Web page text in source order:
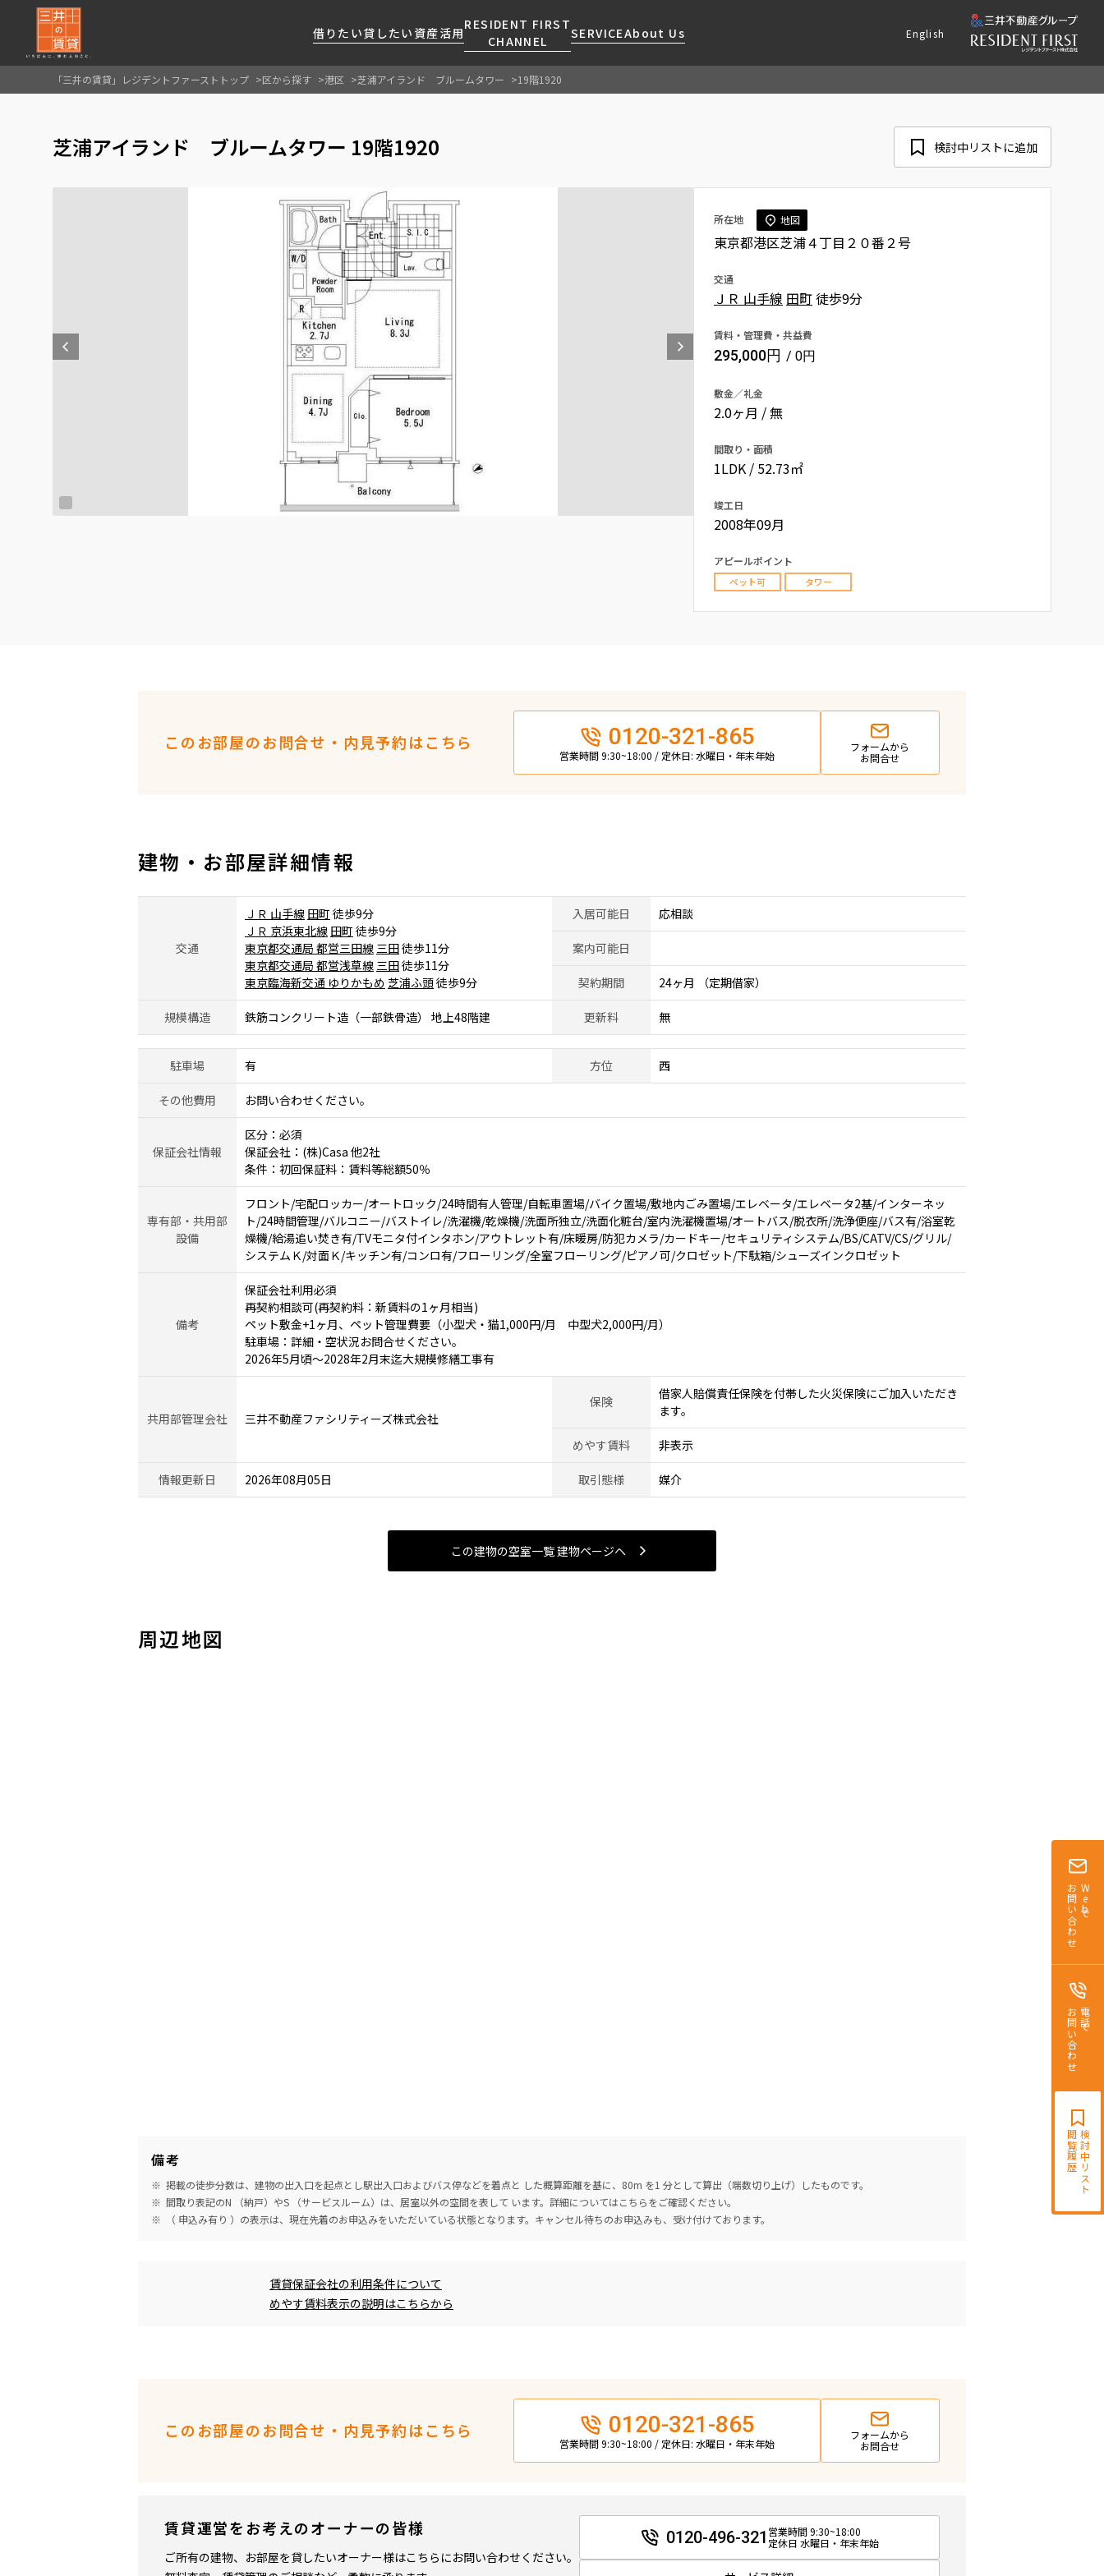
借りたい貸したい 資産活用
RESIDENT FIRST
CHANNEL
SERVICEAbout Us
私たちレジデントファーストの思いや
会社情報
採用情報
ニュースリリース
お問い合わせ
厳選した都心の上質な賃貸マンションを数多
人気エリアから探す
駅・沿線から探す
地図から探す
キーワードから探す
新着情報から探す
ニュースから探す
当社限定(港区・渋谷区以外)
賃貸運営をお考えのオーナー様に
お問い合わせ
分譲マンションのご購入、売却の
お問い合わせ
FIRST CHANNEL
マンションレポート
住まいのコラム
RESIDENT FIRST
MEMBERS登録
レジデントファーストが提供する
会員ページ
MEMBERS登録
ご入居・提携サービス
お部屋探しからご契約まで
よくあるご質問
社宅紹介
【仲介会社様向け】当社仲介
事業部取り扱い物件入居申
込
English
Webで
お問い合わせ
電話で
お問い合わせ
検討中リスト
閲覧履歴
「三井の賃貸」レジデントファーストトップ 区から探す 港区 芝浦アイランド ブルームタワー 19階1920
芝浦アイランド ブルームタワー 19階1920 検討中リストに追加
所在地 地図
東京都港区芝浦４丁目２０番２号
交通
ＪＲ 山手線 田町徒歩9分
賃料・管理費・共益費
295,000円 / 0円
敷金／礼金
2.0ヶ月 / 無
間取り・面積
1LDK / 52.73㎡
竣工日
2008年09月
アピールポイント
ペット可 タワー
このお部屋のお問合せ・内見予約はこちら 0120-321-865
営業時間 9:30~18:00 / 定休日: 水曜日・年末年始
フォームから
お問合せ
建物・お部屋詳細情報
交通
ＪＲ 山手線 田町 徒歩9分
ＪＲ 京浜東北線 田町 徒歩9分
東京都交通局 都営三田線 三田徒歩11分
東京都交通局 都営浅草線 三田徒歩11分
東京臨海新交通 ゆりかもめ 芝浦ふ頭徒歩9分
入居可能日 応相談
案内可能日
契約期間 24ヶ月 （定期借家）
規模構造 鉄筋コンクリート造（一部鉄骨造） 地上48階建 更新料 無
駐車場 有 方位 西
その他費用 お問い合わせください。
保証会社情報
区分：必須
保証会社：(株)Casa 他2社
条件：初回保証料：賃料等総額50％
専有部・共用部
設備
フロント/宅配ロッカー/オートロック/24時間有人管理/自転車置場/バイク置場/敷地内ごみ置場/エレベータ/エレベータ2基/インターネッ
ト/24時間管理/バルコニー/バストイレ/洗濯機/乾燥機/洗面所独立/洗面化粧台/室内洗濯機置場/オートバス/脱衣所/洗浄便座/バス有/浴室乾
燥機/給湯追い焚き有/TVモニタ付インタホン/アウトレット有/床暖房/防犯カメラ/カードキー/セキュリティシステム/BS/CATV/CS/グリル/
システムＫ/対面Ｋ/キッチン有/コンロ有/フローリング/全室フローリング/ピアノ可/クロゼット/下駄箱/シューズインクロゼット
備考
保証会社利用必須
再契約相談可(再契約料：新賃料の1ヶ月相当)
ペット敷金+1ヶ月、ペット管理費要（小型犬・猫1,000円/月 中型犬2,000円/月）
駐車場：詳細・空状況お問合せください。
2026年5月頃～2028年2月末迄大規模修繕工事有
共用部管理会社 三井不動産ファシリティーズ株式会社
保険
借家人賠償責任保険を付帯した火災保険にご加入いただき
ます。
めやす賃料 非表示
情報更新日 2026年08月05日 取引態様 媒介
この建物の空室一覧 建物ページヘ
周辺地図
備考
掲載の徒歩分数は、建物の出入口を起点とし駅出入口およびバス停などを着点と した概算距離を基に、80m を1 分として算出（端数切り上げ）したものです。
間取り表記のN （納戸）やS （サービスルーム）は、居室以外の空間を表して います。詳細についてはこちらをご確認ください。
（ 申込み有り ）の表示は、現在先着のお申込みをいただいている状態となります。キャンセル待ちのお申込みも、受け付けております。
めやす賃料表示賃貸保証会社の利用条件について
めやす賃料表示の説明はこちらから
このお部屋のお問合せ・内見予約はこちら 0120-321-865
営業時間 9:30~18:00 / 定休日: 水曜日・年末年始
フォームから
お問合せ
賃貸運営をお考えのオーナーの皆様
ご所有の建物、お部屋を貸したいオーナー様はこちらにお問い合わせください。
0120-496-321 営業時間 9:30~18:00
定休日 水曜日・年末年始